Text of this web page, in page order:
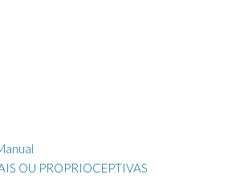
OU PROPRIOCEPTIVAS